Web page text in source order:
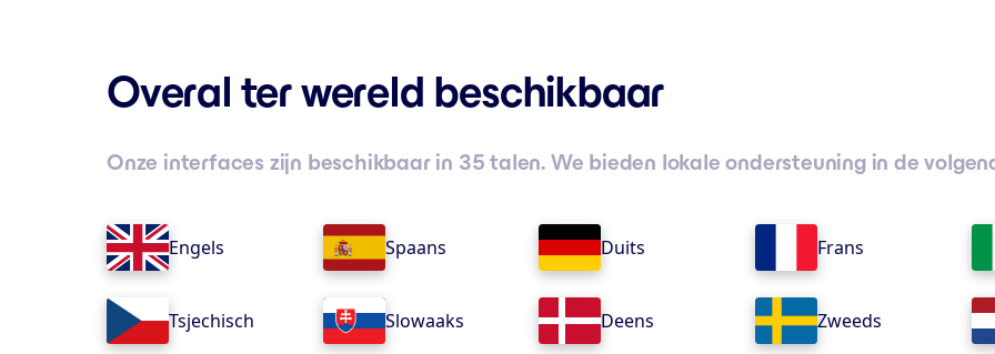
Overal ter wereld beschikbaar
Onze interfaces zijn beschikbaar in 35 talen. We bieden lokale ondersteuning in de
Engels Spaans Duits Frans
Tsjechisch Slowaaks Deens Zweeds